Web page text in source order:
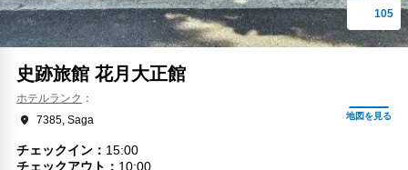
史跡旅館 花月大正館
ホテルランク
7385, Saga
チェックイン
15:00
チェックアウト
10:00